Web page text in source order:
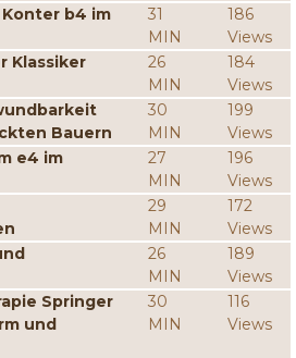
b4 im
31
MIN
186
Views
Klassiker
26
MIN
184
Views
Bauern
30
MIN
199
Views
e4 im
27
MIN
196
Views
29
MIN
172
Views
26
MIN
189
Views
Springer
und
30
MIN
116
Views